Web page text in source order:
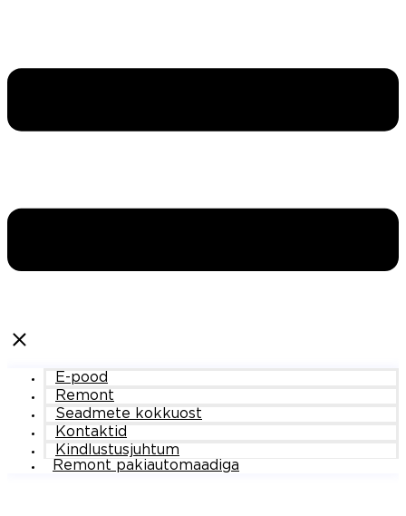
E-pood
Remont
Seadmete kokkuost
Kontaktid
Kindlustusjuhtum
Remont pakiautomaadiga